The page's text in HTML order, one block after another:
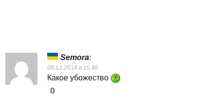
Semora:
08.12.2014 в 15:46
Какое убожество
0